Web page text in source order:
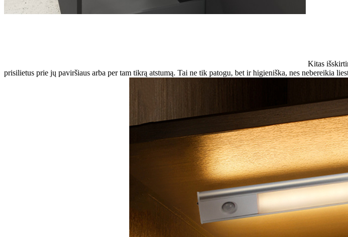
Kitas
prisilietus prie jų paviršiaus arba per tam tikrą atstumą. Tai ne tik patogu, bet ir higieniška, nes nebereikia